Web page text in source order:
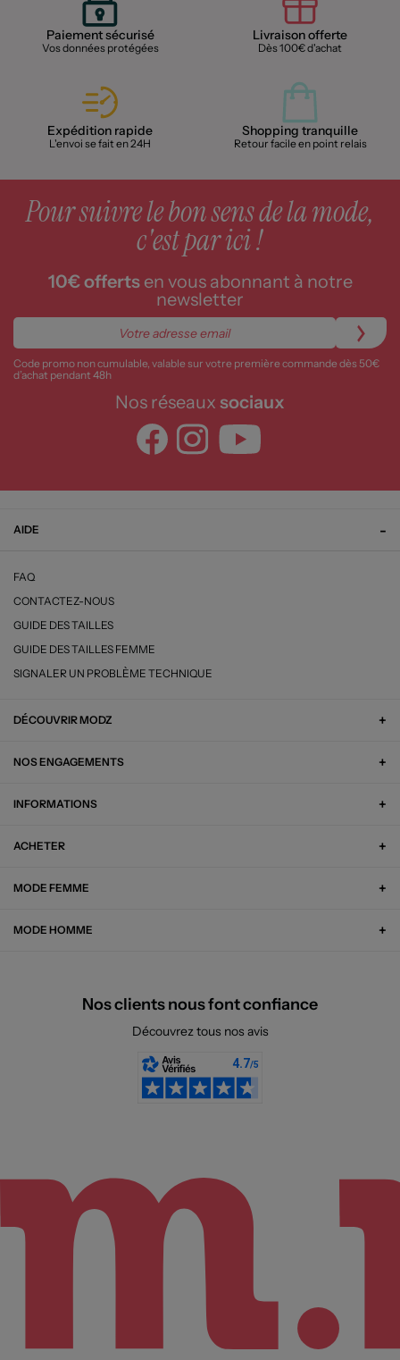
Paiement sécurisé
Vos données protégées
Livraison offerte
Dès 100€ d'achat
Expédition rapide
L'envoi se fait en 24H
Shopping tranquille
Retour facile en point relais
Pour suivre le bon sens de la mode,
c'est par ici !
10€ offertsen vous abonnant à notre
newsletter
Code promo non cumulable, valable sur votre première commande dès 50€
d’achat pendant 48h
Nos réseaux sociaux
AIDE
FAQ
CONTACTEZ-NOUS
GUIDE DES TAILLES
GUIDE DES TAILLES FEMME
SIGNALER UN PROBLÈME TECHNIQUE
DÉCOUVRIR MODZ
NOS ENGAGEMENTS
INFORMATIONS
ACHETER
MODE FEMME
MODE HOMME
Nos clients nous font confiance
Découvrez tous nos avis